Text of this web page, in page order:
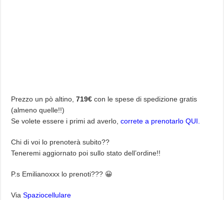
Prezzo un pò altino,719€ con le spese di spedizione gratis
(almeno quelle!!)
Se volete essere i primi ad averlo,correte a prenotarlo QUI.
Chi di voi lo prenoterà subito??
Teneremi aggiornato poi sullo stato dell’ordine!!
P.s Emilianoxxx lo prenoti??? 😀
ViaSpaziocellulare